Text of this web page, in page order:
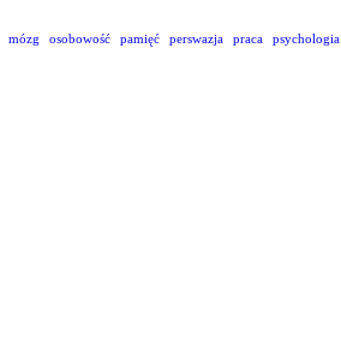
mózg osobowość pamięć perswazja praca psychologia